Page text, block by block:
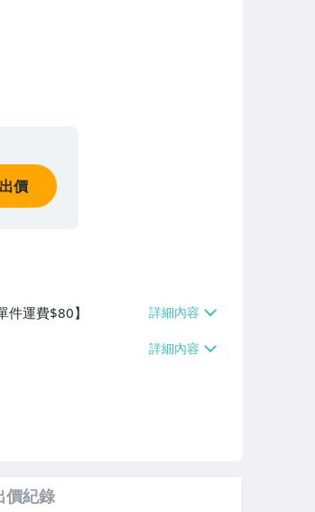
價
運費$80】
價紀錄